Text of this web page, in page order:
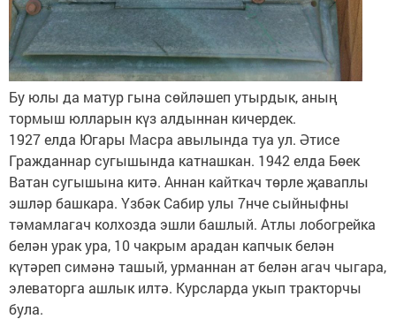
Бу юлы да матур гына сөйләшеп утырдык, аның
тормыш юлларын күз алдыннан кичердек.
1927 елда Югары Масра авылында туа ул. Әтисе
Гражданнар сугышында катнашкан. 1942 елда Бөек
Ватан сугышына китә. Аннан кайткач төрле җаваплы
эшләр башкара. Үзбәк Сабир улы 7нче сыйныфны
тәмамлагач колхозда эшли башлый. Атлы лобогрейка
белән урак ура, 10 чакрым арадан капчык белән
күтәреп симәнә ташый, урманнан ат белән агач чыгара,
элеваторга ашлык илтә. Курсларда укып тракторчы
була.